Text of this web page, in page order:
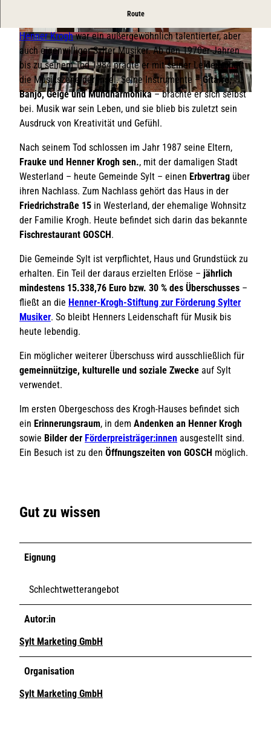
H
e
n
n
e
r
K
r
o
g
H
a
u
s
_
G
s
c
h
.
g
K
r
o
g
h
H
a
u
s
E
i
n
g
a
g
.
j
p
g
K
r
o
g
h
Z
i
e
Route
Auf den Spruen der Familie Krogh.
Henner Kroghwar ein außergewöhnlich talentierter, aber
auch eigenwilliger Sylter Musiker. Ab den 1970er-Jahren
bis zu seinem Tod 1984 prägte er mit seiner Leidenschaft
die Musikszene der Insel. Seine Instrumente –Gitarre,
Banjo, Geige und Mundharmonika– brachte er sich selbst
bei. Musik war sein Leben, und sie blieb bis zuletzt sein
Ausdruck von Kreativität und Gefühl.
Nach seinem Tod schlossen im Jahr 1987 seine Eltern,
Frauke und Henner Krogh sen., mit der damaligen Stadt
Westerland – heute Gemeinde Sylt – einen Erbvertrag über
ihren Nachlass. Zum Nachlass gehört das Haus in der
Friedrichstraße 15 in Westerland, der ehemalige Wohnsitz
der Familie Krogh. Heute befindet sich darin das bekannte
Fischrestaurant GOSCH.
Die Gemeinde Sylt ist verpflichtet, Haus und Grundstück zu
erhalten. Ein Teil der daraus erzielten Erlöse – jährlich
mindestens 15.338,76 Euro bzw. 30 % des Überschusses –
fließt an die Henner-Krogh-Stiftung zur Förderung Sylter
Musiker. So bleibt Henners Leidenschaft für Musik bis
heute lebendig.
Ein möglicher weiterer Überschuss wird ausschließlich für
gemeinnützige, kulturelle und soziale Zwecke auf Sylt
verwendet.
Im ersten Obergeschoss des Krogh-Hauses befindet sich
ein Erinnerungsraum, in dem Andenken an Henner Krogh
sowie Bilder der Förderpreisträger:innen ausgestellt sind.
Ein Besuch ist zu den Öffnungszeiten von GOSCH möglich.
Gut zu wissen
Eignung
Schlechtwetterangebot
Autor:in
Sylt Marketing GmbH
Organisation
Sylt Marketing GmbH